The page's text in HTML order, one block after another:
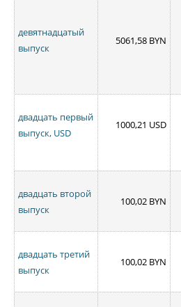
девятнадцатый
выпуск
5061,58 BYN
двадцать первый
выпуск, USD
1000,21 USD
двадцать второй
выпуск
100,02 BYN
двадцать третий
выпуск
100,02 BYN